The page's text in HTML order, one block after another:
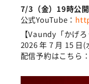
7/3（金）19時公開
公式YouTube：
【Vaundy「かげ
2026 年 7 月 15 日
配信予約はこちら：